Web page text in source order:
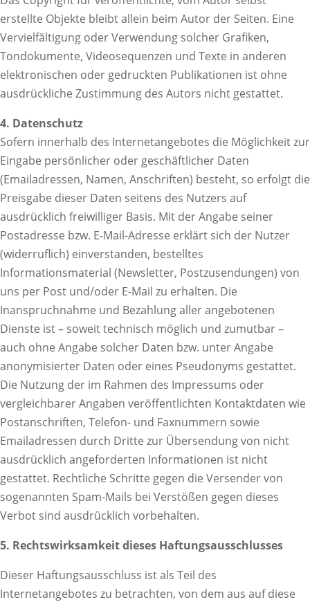
erstellte Objekte bleibt allein beim Autor der Seiten. Eine
Vervielfältigung oder Verwendung solcher Grafiken,
Tondokumente, Videosequenzen und Texte in anderen
elektronischen oder gedruckten Publikationen ist ohne
ausdrückliche Zustimmung des Autors nicht gestattet.
4. Datenschutz
Sofern innerhalb des Internetangebotes die Möglichkeit zur
Eingabe persönlicher oder geschäftlicher Daten
(Emailadressen, Namen, Anschriften) besteht, so erfolgt die
Preisgabe dieser Daten seitens des Nutzers auf
ausdrücklich freiwilliger Basis. Mit der Angabe seiner
Postadresse bzw. E-Mail-Adresse erklärt sich der Nutzer
(widerruflich) einverstanden, bestelltes
Informationsmaterial (Newsletter, Postzusendungen) von
uns per Post und/oder E-Mail zu erhalten. Die
Inanspruchnahme und Bezahlung aller angebotenen
Dienste ist – soweit technisch möglich und zumutbar –
auch ohne Angabe solcher Daten bzw. unter Angabe
anonymisierter Daten oder eines Pseudonyms gestattet.
Die Nutzung der im Rahmen des Impressums oder
vergleichbarer Angaben veröffentlichten Kontaktdaten wie
Postanschriften, Telefon- und Faxnummern sowie
Emailadressen durch Dritte zur Übersendung von nicht
ausdrücklich angeforderten Informationen ist nicht
gestattet. Rechtliche Schritte gegen die Versender von
sogenannten Spam-Mails bei Verstößen gegen dieses
Verbot sind ausdrücklich vorbehalten.
5. Rechtswirksamkeit dieses Haftungsausschlusses
Dieser Haftungsausschluss ist als Teil des
Internetangebotes zu betrachten, von dem aus auf diese